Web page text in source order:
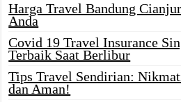
Harga Travel Bandung
Anda
Covid 19 Travel Insurance
Terbaik Saat Berlibur
Tips Travel Sendirian:
dan Aman!